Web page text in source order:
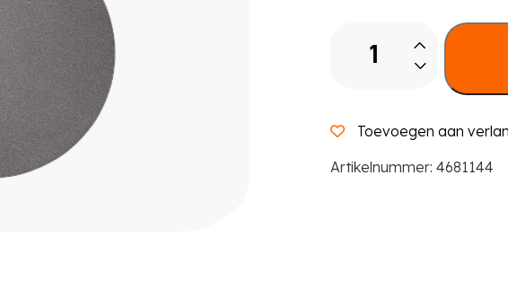
3
aantal
Toevoegen aan
Artikelnummer: 4681144